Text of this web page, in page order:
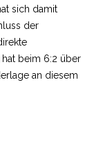
sich damit
der
beim 6:2 über
an diesem